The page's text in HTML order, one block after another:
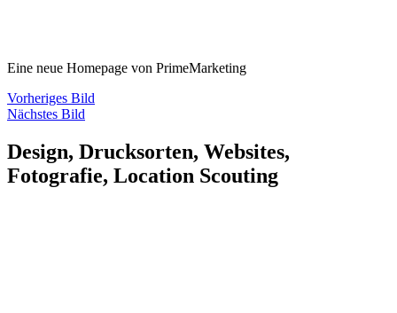
Eine neue Homepage von PrimeMarketing
Vorheriges Bild
Nächstes Bild
Design, Drucksorten, Websites,
Fotografie, Location Scouting